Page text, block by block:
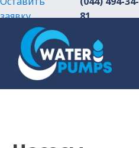
заявку
81